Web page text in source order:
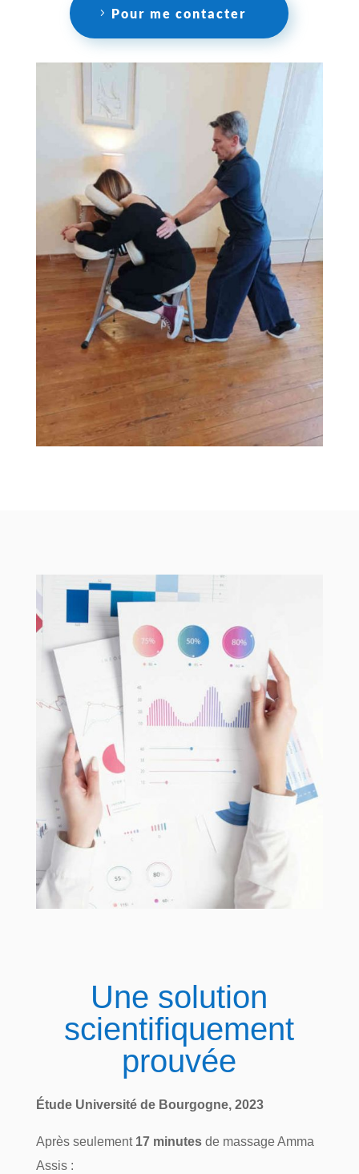
Pour me contacter
Une solution
scientifiquement
prouvée
Étude Université de Bourgogne, 2023
Après seulement 17 minutesde massage Amma
Assis :